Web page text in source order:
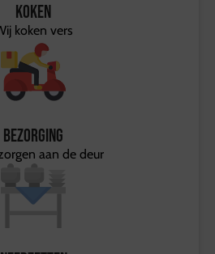
Koken
koken vers
Bezorging
aan de deur